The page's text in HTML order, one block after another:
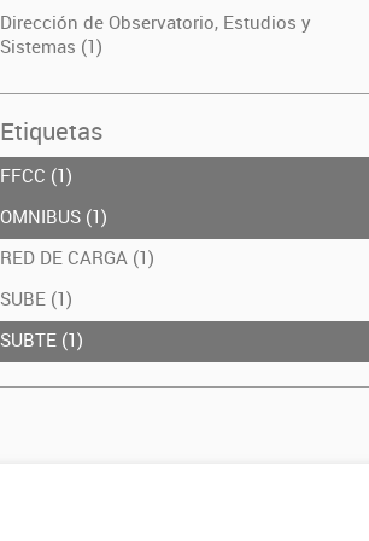
Dirección de Observatorio, Estudios y
Sistemas (1)
Etiquetas
FFCC (1)
OMNIBUS (1)
RED DE CARGA (1)
SUBE (1)
SUBTE (1)